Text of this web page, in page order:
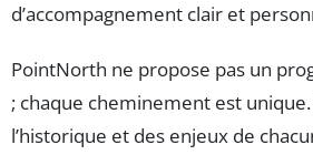
d’accompagnement clair et
PointNorth ne propose pas un
; chaque cheminement est
l’historique et des enjeux de